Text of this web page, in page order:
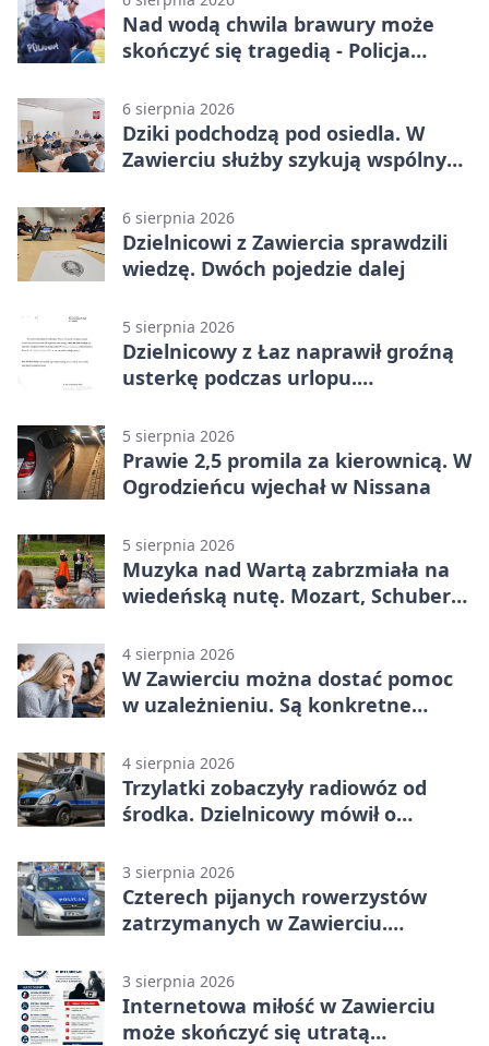
Nad wodą chwila brawury może
skończyć się tragedią - Policja
6 sierpnia 2026
Dziki podchodzą pod osiedla. W
Zawierciu służby szykują wspólny
6 sierpnia 2026
Dzielnicowi z Zawiercia sprawdzili
wiedzę. Dwóch pojedzie dalej
5 sierpnia 2026
Dzielnicowy z Łaz naprawił groźną
usterkę podczas urlopu.
5 sierpnia 2026
Prawie 2,5 promila za kierownicą. W
Ogrodzieńcu wjechał w Nissana
5 sierpnia 2026
Muzyka nad Wartą zabrzmiała na
wiedeńską nutę. Mozart, Schubert i
4 sierpnia 2026
W Zawierciu można dostać pomoc
w uzależnieniu. Są konkretne
4 sierpnia 2026
Trzylatki zobaczyły radiowóz od
środka. Dzielnicowy mówił o
3 sierpnia 2026
Czterech pijanych rowerzystów
zatrzymanych w Zawierciu.
3 sierpnia 2026
Internetowa miłość w Zawierciu
może skończyć się utratą